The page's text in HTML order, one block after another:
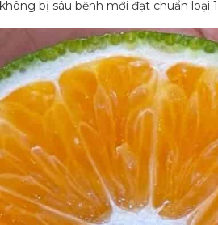
bị sâu bệnh mới đạt chuẩn loại